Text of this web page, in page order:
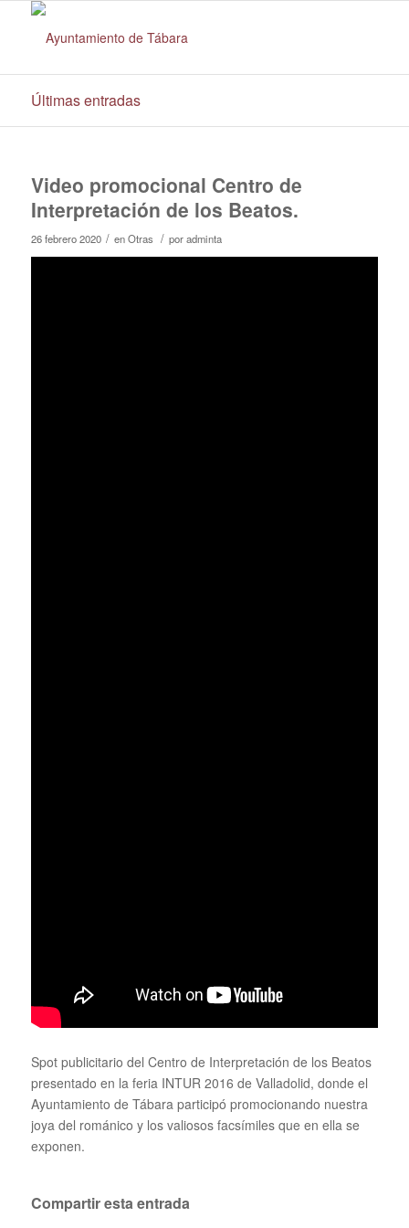
Últimas entradas
Video promocional Centro de
Interpretación de los Beatos.
26 febrero 2020 / enOtras / poradminta
Spot publicitario del Centro de Interpretación de los Beatos
presentado en la feria INTUR 2016 de Valladolid, donde el
Ayuntamiento de Tábara participó promocionando nuestra
joya del románico y los valiosos facsímiles que en ella se
exponen.
Compartir esta entrada